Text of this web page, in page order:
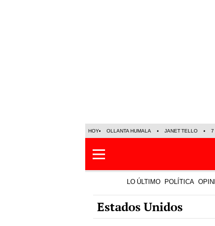
HOY OLLANTA HUMALA JANET TELLO 7
LO ÚLTIMO POLÍTICA
Estados Unidos